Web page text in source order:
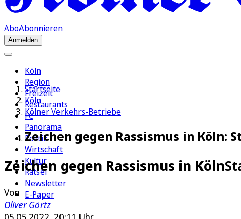
AboAbonnieren
Anmelden
Köln
Region
Freizeit
Restaurants
FC
Panorama
Politik
Wirtschaft
Kultur
Rätsel
Newsletter
E-Paper
Startseite
Köln
Kölner Verkehrs-Betriebe
Zeichen gegen Rassismus in Köln:
Zeichen gegen Rassismus in Köln
Von
Oliver Görtz